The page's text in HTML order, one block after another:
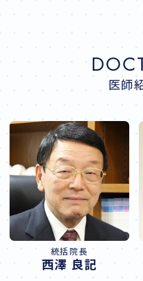
医師
統括院長
西澤 良記